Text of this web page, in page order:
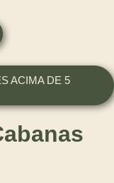
ACIMA DE 5